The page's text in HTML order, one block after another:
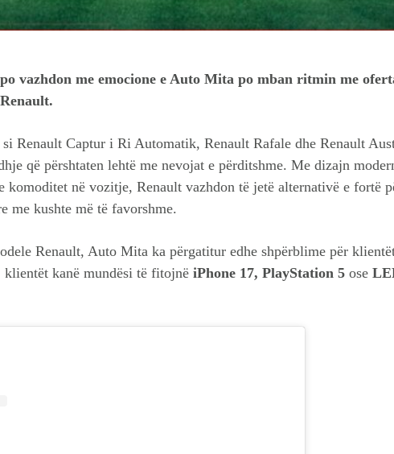
vazhdon me emocione e Auto Mita po mban ritmin me
Renault Captur i Ri Automatik, Renault Rafale dhe Renault
që përshtaten lehtë me nevojat e përditshme. Me dizajn
komoditet në vozitje, Renault vazhdon të jetë alternativë e fortë
me kushte më të favorshme.
Renault, Auto Mita ka përgatitur edhe shpërblime për
klientët kanë mundësi të fitojnë iPhone 17, PlayStation 5 ose